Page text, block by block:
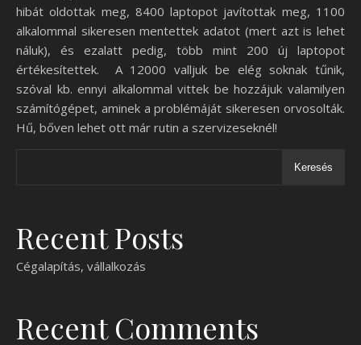
hibát oldottak meg, 8400 laptopot javítottak meg, 1100
alkalommal sikeresen mentettek adatot (mert azt is lehet
náluk), és ezalatt pedig, több mint 200 új laptopot
értékesítettek. A 12000 valljuk be elég soknak tűnik,
szóval kb. ennyi alkalommal vittek be hozzájuk valamilyen
számítógépet, aminek a problémáját sikeresen orvosolták.
Hű, bőven lehet ott már rutin a szervizeseknél!
Keresés
Recent Posts
Cégalapítás, vállalkozás
Recent Comments